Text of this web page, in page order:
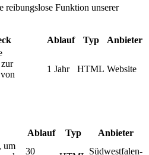
reibungslose Funktion unserer
Ablauf Typ Anbieter
1 Jahr HTML Website
Ablauf Typ Anbieter
um
30
Südwestfalen-